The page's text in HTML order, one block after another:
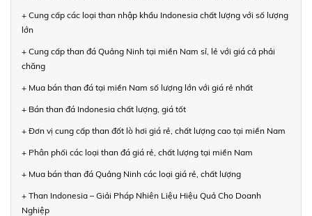
+ Cung cấp các loại than nhập khẩu Indonesia chất lượng với số lượng
lớn
+ Cung cấp than đá Quảng Ninh tại miền Nam sỉ, lẻ với giá cả phải
chăng
+ Mua bán than đá tại miền Nam số lượng lớn với giá rẻ nhất
+ Bán than đá Indonesia chất lượng, giá tốt
+ Đơn vị cung cấp than đốt lò hơi giá rẻ, chất lượng cao tại miền Nam
+ Phân phối các loại than đá giá rẻ, chất lượng tại miền Nam
+ Mua bán than đá Quảng Ninh các loại giá rẻ, chất lượng
+ Than Indonesia – Giải Pháp Nhiên Liệu Hiệu Quả Cho Doanh
Nghiệp